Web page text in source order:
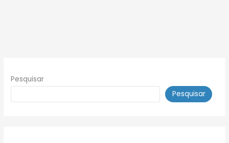
Pesquisar
Pesquisar